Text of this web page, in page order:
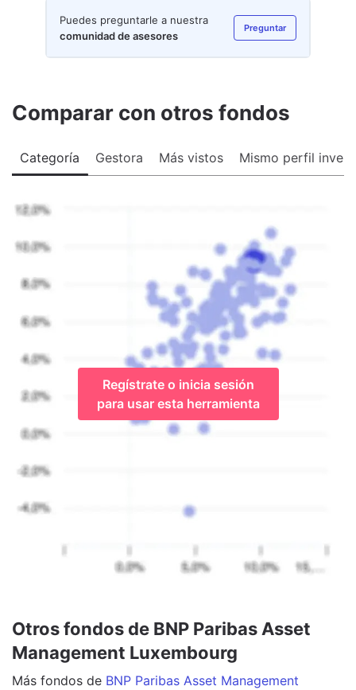
Puedes preguntarle a nuestra
comunidad de asesores
Preguntar
Comparar con otros fondos
Categoría Gestora Más vistos Mismo perfil
Regístrate o inicia sesión
para usar esta herramienta
Otros fondos de BNP Paribas Asset
Management Luxembourg
Más fondos de BNP Paribas Asset Management